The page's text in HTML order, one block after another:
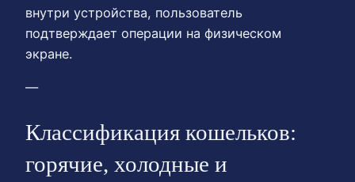
внутри устройства, пользователь
подтверждает операции на физическом
экране.
—
Классификация кошельков:
горячие, холодные и